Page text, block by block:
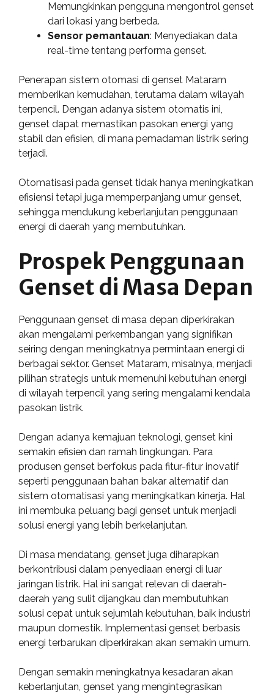
Memungkinkan pengguna mengontrol genset
dari lokasi yang berbeda.
Sensor pemantauan: Menyediakan data
real-time tentang performa genset.
Penerapan sistem otomasi di genset Mataram
memberikan kemudahan, terutama dalam wilayah
terpencil. Dengan adanya sistem otomatis ini,
genset dapat memastikan pasokan energi yang
stabil dan efisien, di mana pemadaman listrik sering
terjadi.
Otomatisasi pada genset tidak hanya meningkatkan
efisiensi tetapi juga memperpanjang umur genset,
sehingga mendukung keberlanjutan penggunaan
energi di daerah yang membutuhkan.
Prospek Penggunaan
Genset di Masa Depan
Penggunaan genset di masa depan diperkirakan
akan mengalami perkembangan yang signifikan
seiring dengan meningkatnya permintaan energi di
berbagai sektor. Genset Mataram, misalnya, menjadi
pilihan strategis untuk memenuhi kebutuhan energi
di wilayah terpencil yang sering mengalami kendala
pasokan listrik.
Dengan adanya kemajuan teknologi, genset kini
semakin efisien dan ramah lingkungan. Para
produsen genset berfokus pada fitur-fitur inovatif
seperti penggunaan bahan bakar alternatif dan
sistem otomatisasi yang meningkatkan kinerja. Hal
ini membuka peluang bagi genset untuk menjadi
solusi energi yang lebih berkelanjutan.
Di masa mendatang, genset juga diharapkan
berkontribusi dalam penyediaan energi di luar
jaringan listrik. Hal ini sangat relevan di daerah-
daerah yang sulit dijangkau dan membutuhkan
solusi cepat untuk sejumlah kebutuhan, baik industri
maupun domestik. Implementasi genset berbasis
energi terbarukan diperkirakan akan semakin umum.
Dengan semakin meningkatnya kesadaran akan
keberlanjutan, genset yang mengintegrasikan